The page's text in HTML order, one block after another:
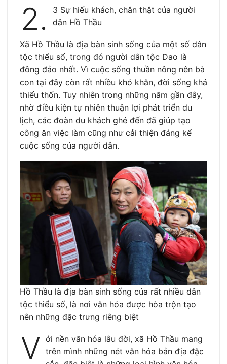
2.
3 Sự hiếu khách, chân thật của người
dân Hồ Thầu
Xã Hồ Thầu là địa bàn sinh sống của một số dân
tộc thiểu số, trong đó người dân tộc Dao là
đông đảo nhất. Vì cuộc sống thuần nông nên bà
con tại đây còn rất nhiều khó khăn, đời sống khá
thiếu thốn. Tuy nhiên trong những năm gần đây,
nhờ điều kiện tự nhiên thuận lợi phát triển du
lịch, các đoàn du khách ghé đến đã giúp tạo
công ăn việc làm cũng như cải thiện đáng kể
cuộc sống của người dân.
Hồ Thầu là địa bàn sinh sống của rất nhiều dân
tộc thiểu số, là nơi văn hóa được hòa trộn tạo
nên những đặc trưng riêng biệt
V ới nền văn hóa lâu đời, xã Hồ Thầu mang
trên mình những nét văn hóa bản địa đặc